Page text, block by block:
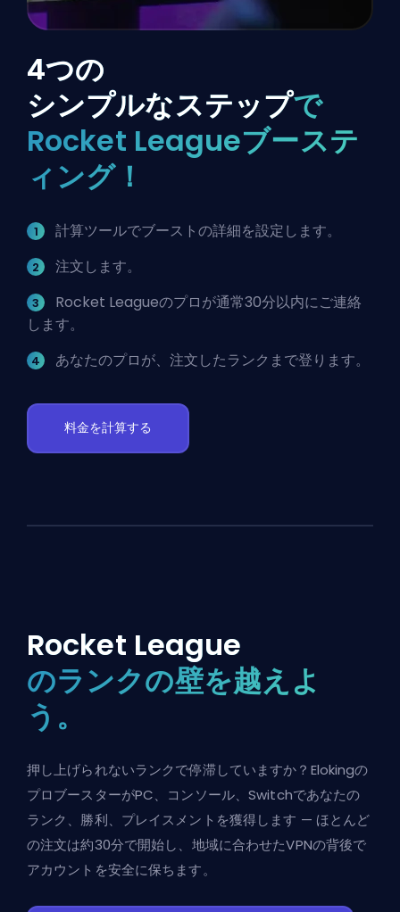
4つの
シンプルなステップで
Rocket Leagueブーステ
ィング！
計算ツールでブーストの詳細を設定します。
注文します。
Rocket Leagueのプロが通常30分以内にご連絡
します。
あなたのプロが、注文したランクまで登ります。
料金を計算する
Rocket League
のランクの壁を越えよ
う。
押し上げられないランクで停滞していますか？Elokingの
プロブースターがPC、コンソール、Switchであなたの
ランク、勝利、プレイスメントを獲得します — ほとんど
の注文は約30分で開始し、地域に合わせたVPNの背後で
アカウントを安全に保ちます。